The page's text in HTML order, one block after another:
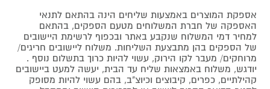
אספקת המוצרים באמצעות שליחים הינה בהתאם לתנאי
האספקה של חברת המשלוחים מטעם הספקים, בהתאם
למחיר דמי המשלוח שנקבע באתר ובכפוף לרשימת היישובים
של הספקים בהן מתבצעת השליחות. משלוח ליישובים חריגים/
מרוחקים/ מעבר לקו הירוק, עשוי להיות כרוך בתשלום נוסף .
יודגש, משלוח באמצאות שליח עד הבית, יעשה למעט ביישובים
קהילתיים, כפרים, קיבוצים וכיוצ"ב, בהם עשוי להיות מסופק